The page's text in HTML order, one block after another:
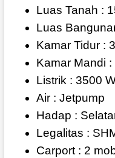
Luas Tanah :
Luas
Kamar Tidur :
Kamar Mandi :
Listrik : 3500
Air : Jetpump
Hadap :
Legalitas :
Carport : 2